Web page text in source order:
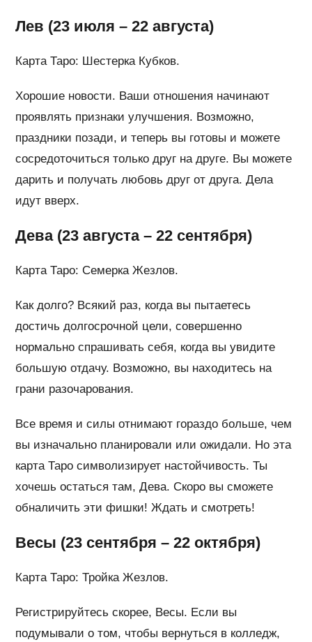
Лев (23 июля – 22 августа)
Карта Таро: Шестерка Кубков.
Хорошие новости. Ваши отношения начинают
проявлять признаки улучшения. Возможно,
праздники позади, и теперь вы готовы и можете
сосредоточиться только друг на друге. Вы можете
дарить и получать любовь друг от друга. Дела
идут вверх.
Дева (23 августа – 22 сентября)
Карта Таро: Семерка Жезлов.
Как долго? Всякий раз, когда вы пытаетесь
достичь долгосрочной цели, совершенно
нормально спрашивать себя, когда вы увидите
большую отдачу. Возможно, вы находитесь на
грани разочарования.
Все время и силы отнимают гораздо больше, чем
вы изначально планировали или ожидали. Но эта
карта Таро символизирует настойчивость. Ты
хочешь остаться там, Дева. Скоро вы сможете
обналичить эти фишки! Ждать и смотреть!
Весы (23 сентября – 22 октября)
Карта Таро: Тройка Жезлов.
Регистрируйтесь скорее, Весы. Если вы
подумывали о том, чтобы вернуться в колледж,